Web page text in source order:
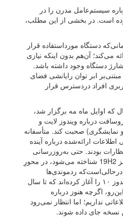
سیستم‌عامل مدرن را در
است. در بخشی‌ از این مطلب،
دستگاه مورداستفاده قرار
می‌کند؛ آن‌هم بدون اینکه نیازی
دستگاه وجود داشته باشد.
ابر توان رایانشی فضای
افراد دردسترس قرار
که اوایل ماه مه برگزار شد،
درباره ویندوز لایت و
نمایشگری) صحبت کند. متأسفانه
ارائه‌شده درباره آینده
بودند. حتی به‌روزرسانی
آتی ویندوز ۱۰ که با اسم رمز 19H2 شناخته می‌شود، در‌ محورِ
ردموندی‌ها
آزمایش نسخه جدیدی از ویندوز ۱۰ را آغاز کرده‌اند که تا سال
اگرچه هنوز درباره
اکتبر ۲۰۱۹ اطلاعاتی نداریم؛ اما انتظار نمی‌رود
نسخه جای داده شوند.